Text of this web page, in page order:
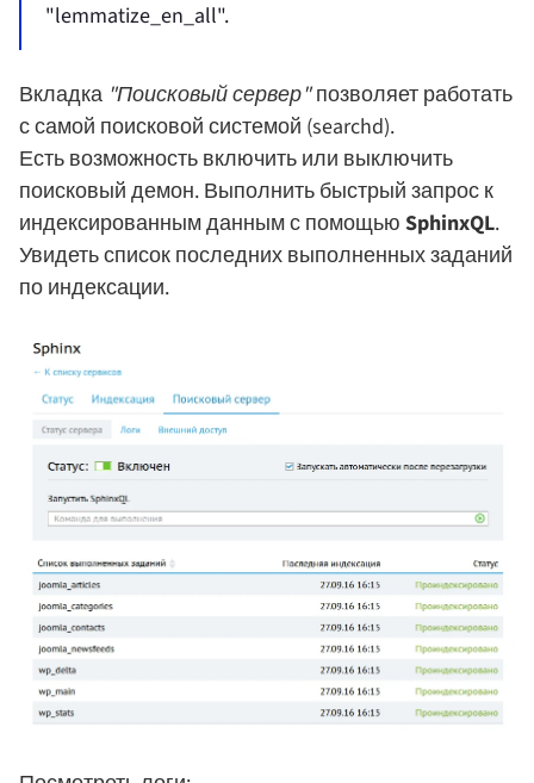
"lemmatize_en_all".
Вкладка "Поисковый сервер"позволяет работать
с самой поисковой системой (searchd).
Есть возможность включить или выключить
поисковый демон. Выполнить быстрый запрос к
индексированным данным с помощью SphinxQL.
Увидеть список последних выполненных заданий
по индексации.